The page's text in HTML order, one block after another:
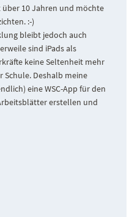
über 10 Jahren und möchte
:-)
bleibt jedoch auch
sind iPads als
keine Seltenheit mehr
Schule. Deshalb meine
eine WSC-App für den
erstellen und